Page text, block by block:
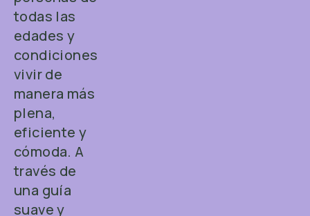
todas las
edades y
condiciones
vivir de
manera más
plena,
eficiente y
cómoda. A
través de
una guía
suave y